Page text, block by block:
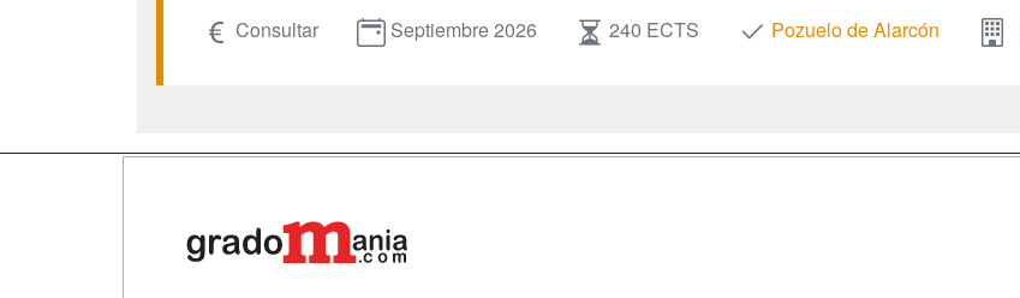
Consultar Septiembre 2026 240 ECTS Pozuelo de Alarcón